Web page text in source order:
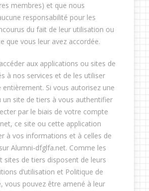
membres) et que nous
responsabilité pour les
du fait de leur utilisation ou
que vous leur avez accordée.
aux applications ou sites de
à nos services et de les utiliser
Si vous autorisez une
un site de tiers à vous authentifier
par le biais de votre compte
ce site ou cette application
à vos informations et à celles de
Alumni-dfglfa.net. Comme les
sites de tiers disposent de leurs
d’utilisation et Politique de
vous pouvez être amené à leur